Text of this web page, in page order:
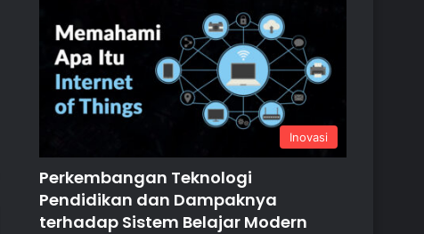
Inovasi
Perkembangan Teknologi
Pendidikan dan Dampaknya
terhadap Sistem Belajar Modern